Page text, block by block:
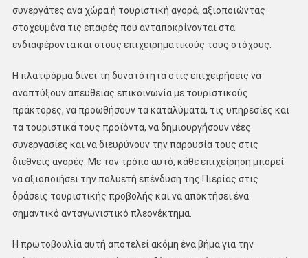
συνεργάτες ανά χώρα ή τουριστική αγορά, αξιοποιώντας
στοχευμένα τις επαφές που ανταποκρίνονται στα
ενδιαφέροντα και στους επιχειρηματικούς τους στόχους.
Η πλατφόρμα δίνει τη δυνατότητα στις επιχειρήσεις να
αναπτύξουν απευθείας επικοινωνία με τουριστικούς
πράκτορες, να προωθήσουν τα καταλύματα, τις υπηρεσίες και
τα τουριστικά τους προϊόντα, να δημιουργήσουν νέες
συνεργασίες και να διευρύνουν την παρουσία τους στις
διεθνείς αγορές. Με τον τρόπο αυτό, κάθε επιχείρηση μπορεί
να αξιοποιήσει την πολυετή επένδυση της Πιερίας στις
δράσεις τουριστικής προβολής και να αποκτήσει ένα
σημαντικό ανταγωνιστικό πλεονέκτημα.
Η πρωτοβουλία αυτή αποτελεί ακόμη ένα βήμα για την